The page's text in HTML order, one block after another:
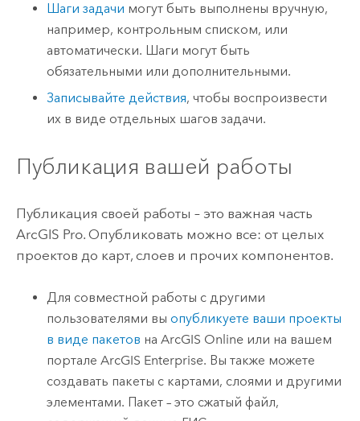
Шаги задачи могут быть выполнены вручную,
например, контрольным списком, или
автоматически. Шаги могут быть
обязательными или дополнительными.
Записывайте действия, чтобы воспроизвести
их в виде отдельных шагов задачи.
Публикация вашей работы
Публикация своей работы – это важная часть
ArcGIS Pro. Опубликовать можно все: от целых
проектов до карт, слоев и прочих компонентов.
Для совместной работы с другими
пользователями выопубликуете ваши проекты
в виде пакетов наArcGIS Online или на вашем
порталеArcGIS Enterprise. Вы также можете
создавать пакеты с картами, слоями и другими
элементами. Пакет – это сжатый файл,